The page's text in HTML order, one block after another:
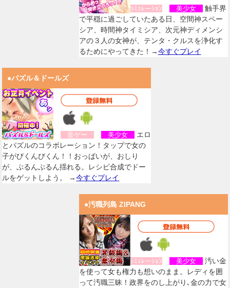
ｼﾐｭﾚーｼｮﾝ 美少女
触手界
で平穏に過ごしていたある日、空間神スペー
シア、時間神タイミシア、次元神ディメンシ
アの３人の女神が、テンタ・クルスを浄化す
るためにやってきた！→今すぐプレイ
●パズル＆ドールズ
音ゲー 美少女
エロ
とパズルのコラボレーション！タップで女の
子がびくんびくん！！おっぱいが、おしり
が、ぷるんぷるん揺れる。レシピ合成でドー
ルをゲットしよう。 →今すぐプレイ
●汚職列島 ZIPANG
ｼﾐｭﾚーｼｮﾝ 美少女
汚い金
を使って女も権力も想いのまま。レディを囲
って汚職三昧！政界をのし上がり､金の力で女